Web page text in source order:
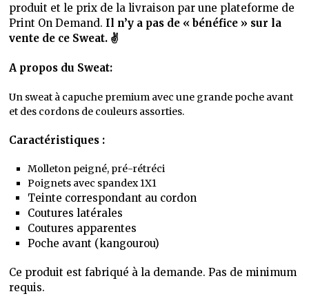
produit et le prix de la livraison par une plateforme de
Print On Demand. Il n’y a pas de « bénéfice » sur la
vente de ce Sweat. ✌️
A propos du Sweat:
Un sweat à capuche premium avec une grande poche avant
et des cordons de couleurs assorties.
Caractéristiques :
Molleton peigné, pré-rétréci
Poignets avec spandex 1X1
Teinte correspondant au cordon
Coutures latérales
Coutures apparentes
Poche avant (kangourou)
Ce produit est fabriqué à la demande. Pas de minimum
requis.